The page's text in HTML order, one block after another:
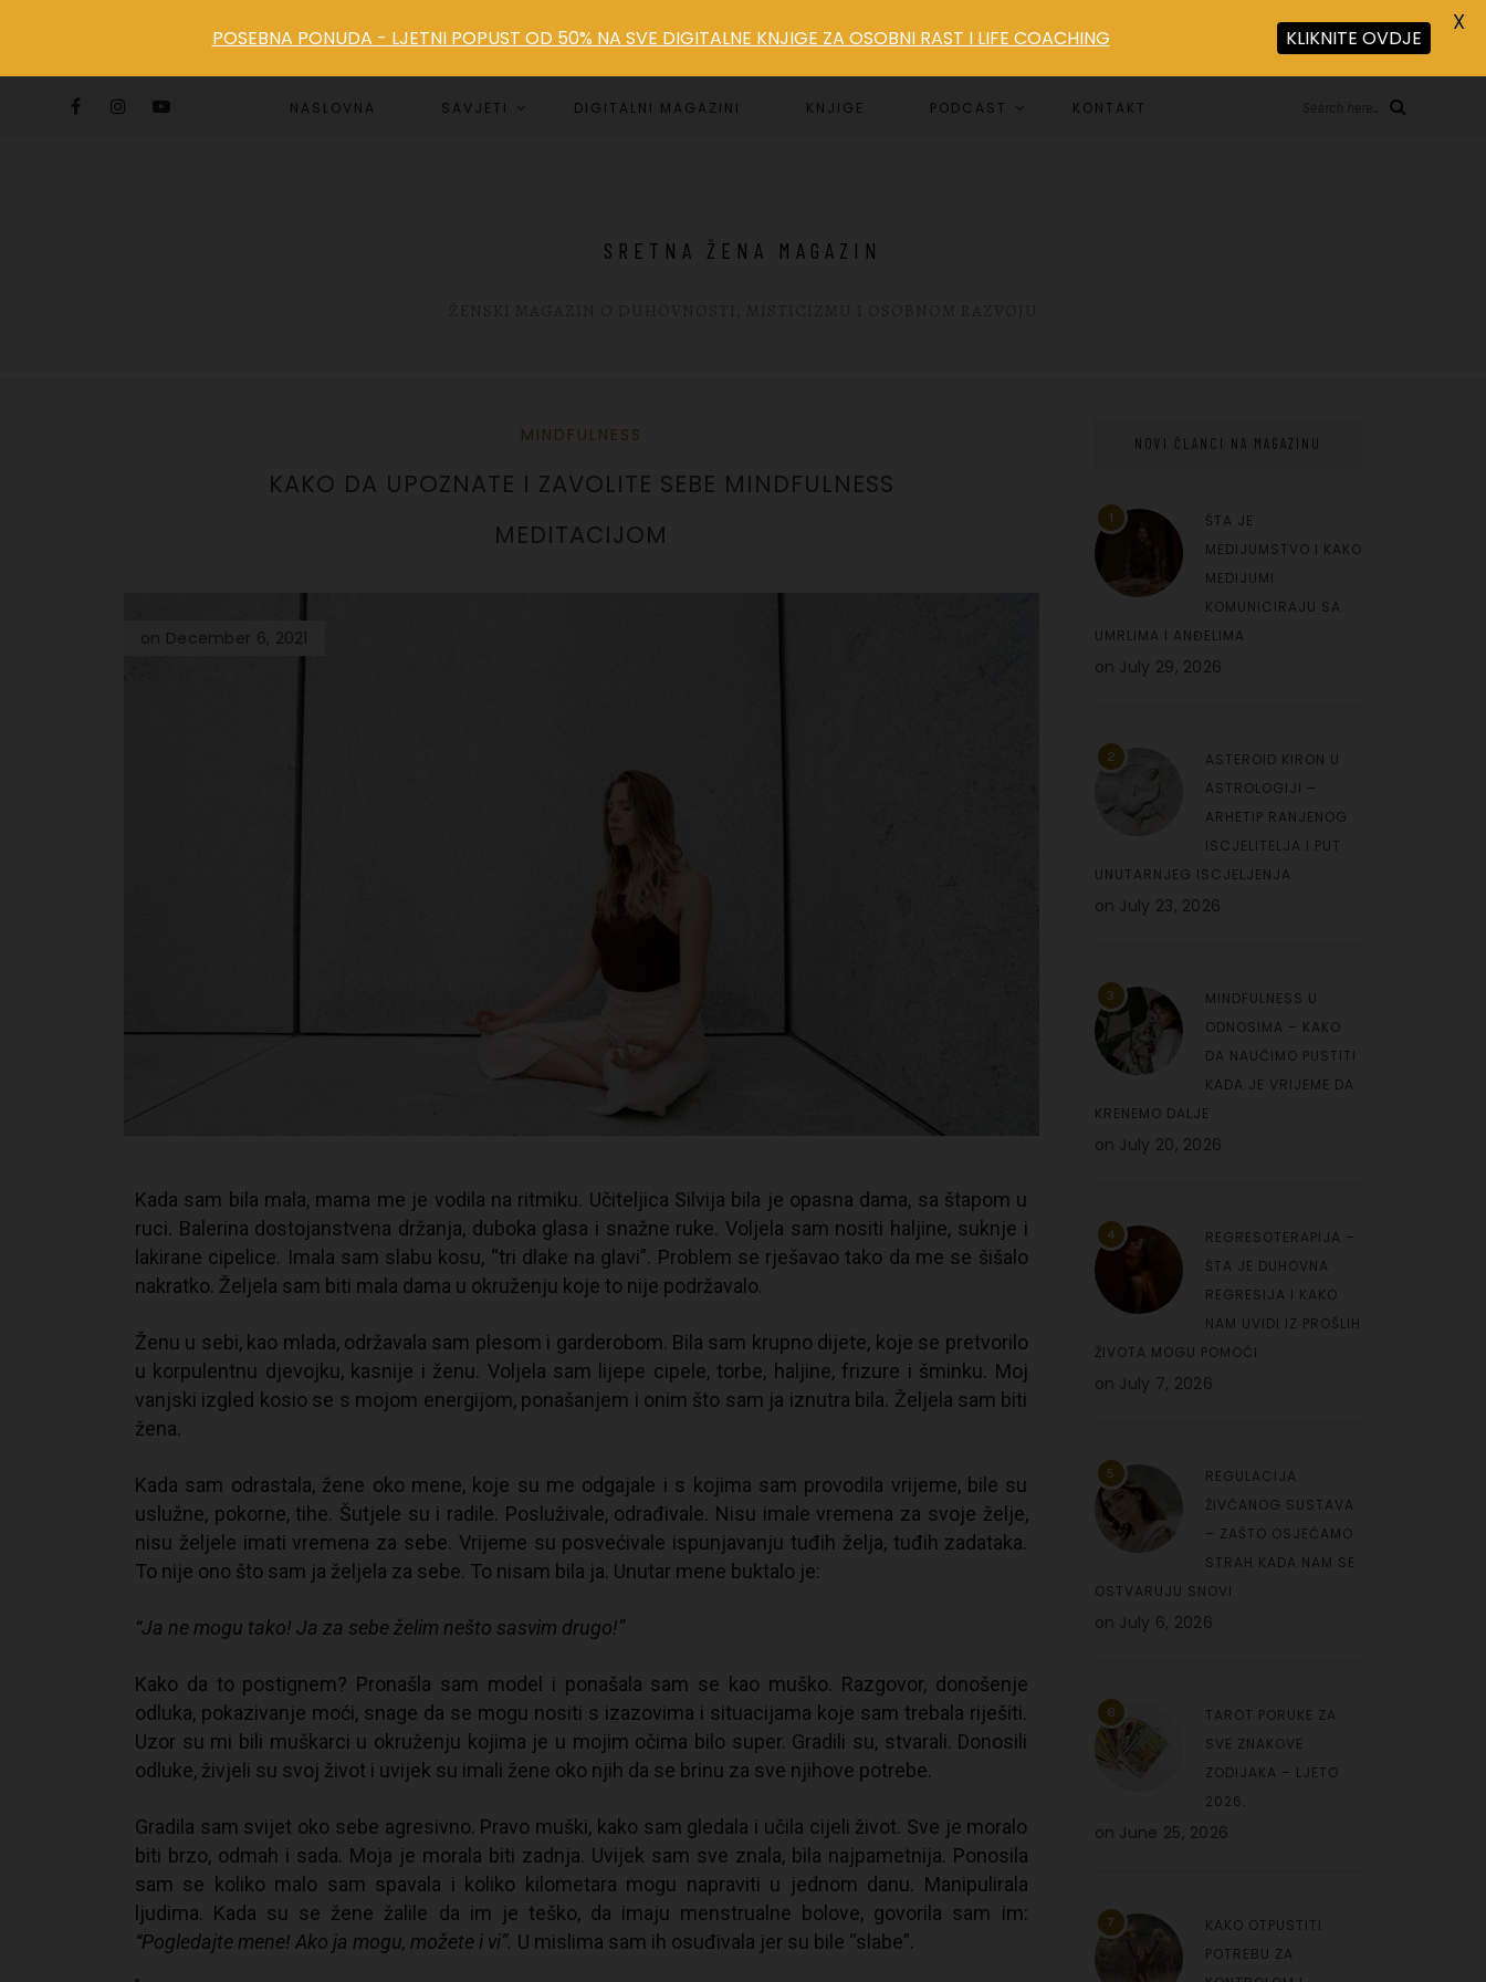
NASLOVNA SAVJETI DIGITALNI MAGAZINI KNJIGE PODCAST KONTAKT
SRETNA ŽENA MAGAZIN
MINDFULNESS
KAKO DA UPOZNATE I ZAVOLITE SEBE MINDFULNESS
MEDITACIJOM
on December 6, 2021
Kada sam bila mala, mama me je vodila na ritmiku. Učiteljica Silvija bila je opasna dama, sa štapom u
ruci. Balerina dostojanstvena držanja, duboka glasa i snažne ruke. Voljela sam nositi haljine, suknje i
lakirane cipelice. Imala sam slabu kosu, “tri dlake na glavi”. Problem se rješavao tako da me se šišalo
nakratko. Željela sam biti mala dama u okruženju koje to nije podržavalo.
Ženu u sebi, kao mlada, održavala sam plesom i garderobom. Bila sam krupno dijete, koje se pretvorilo
u korpulentnu djevojku, kasnije i ženu. Voljela sam lijepe cipele, torbe, haljine, frizure i šminku. Moj
vanjski izgled kosio se s mojom energijom, ponašanjem i onim što sam ja iznutra bila. Željela sam biti
žena.
Kada sam odrastala, žene oko mene, koje su me odgajale i s kojima sam provodila vrijeme, bile su
uslužne, pokorne, tihe. Šutjele su i radile. Posluživale, odrađivale. Nisu imale vremena za svoje želje,
nisu željele imati vremena za sebe. Vrijeme su posvećivale ispunjavanju tuđih želja, tuđih zadataka.
To nije ono što sam ja željela za sebe. To nisam bila ja. Unutar mene buktalo je:
“Ja ne mogu tako! Ja za sebe želim nešto sasvim drugo!”
Kako da to postignem? Pronašla sam model i ponašala sam se kao muško. Razgovor, donošenje
odluka, pokazivanje moći, snage da se mogu nositi s izazovima i situacijama koje sam trebala riješiti.
Uzor su mi bili muškarci u okruženju kojima je u mojim očima bilo super. Gradili su, stvarali. Donosili
odluke, živjeli su svoj život i uvijek su imali žene oko njih da se brinu za sve njihove potrebe.
Gradila sam svijet oko sebe agresivno. Pravo muški, kako sam gledala i učila cijeli život. Sve je moralo
biti brzo, odmah i sada. Moja je morala biti zadnja. Uvijek sam sve znala, bila najpametnija. Ponosila
sam se koliko malo sam spavala i koliko kilometara mogu napraviti u jednom danu. Manipulirala
ljudima. Kada su se žene žalile da im je teško, da imaju menstrualne bolove, govorila sam im:
“Pogledajte mene! Ako ja mogu, možete i vi”. U mislima sam ih osuđivala jer su bile “slabe”.
NOVI ČLANCI NA MAGAZINU
1
ŠTA JE
MEDIJUMSTVO I KAKO
MEDIJUMI
KOMUNICIRAJU SA
UMRLIMA I ANĐELIMA
on July 29, 2026
2
ASTEROID KIRON U
ASTROLOGIJI –
ARHETIP RANJENOG
ISCJELITELJA I PUT
UNUTARNJEG ISCJELJENJA
on July 23, 2026
3
MINDFULNESS U
ODNOSIMA – KAKO
DA NAUČIMO PUSTITI
KADA JE VRIJEME DA
KRENEMO DALJE
on July 20, 2026
4
REGRESOTERAPIJA –
ŠTA JE DUHOVNA
REGRESIJA I KAKO
NAM UVIDI IZ PROŠLIH
ŽIVOTA MOGU POMOĆI
on July 7, 2026
5
REGULACIJA
ŽIVČANOG SUSTAVA
– ZAŠTO OSJEĆAMO
STRAH KADA NAM SE
OSTVARUJU SNOVI
on July 6, 2026
6
TAROT PORUKE ZA
SVE ZNAKOVE
ZODIJAKA – LJETO
2026.
on June 25, 2026
7
KAKO OTPUSTITI
POTREBU ZA
POSEBNA PONUDA - LJETNI POPUST OD 50% NA SVE DIGITALNE KNJIGE ZA OSOBNI RAST I LIFE COACHING KLIKNITE OVDJE
X